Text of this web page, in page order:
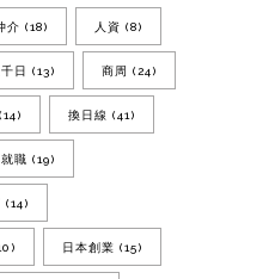
介 (18) 人資 (8)
日 (13) 商周 (24)
(14) 換日線 (41)
職 (19)
(14)
日本創業 (15)